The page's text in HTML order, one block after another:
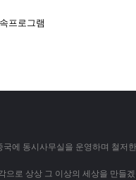
프로그램
에 동시사무실을 운영하며 철저
으로 상상 그 이상의 세상을 만들겠